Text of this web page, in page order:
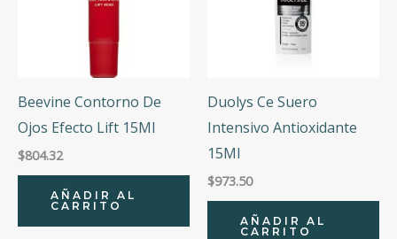
Beevine Contorno De
Ojos Efecto Lift 15Ml
$804.32
AÑADIR AL
CARRITO
Duolys Ce Suero
Intensivo Antioxidante
15Ml
$973.50
AÑADIR AL
CARRITO